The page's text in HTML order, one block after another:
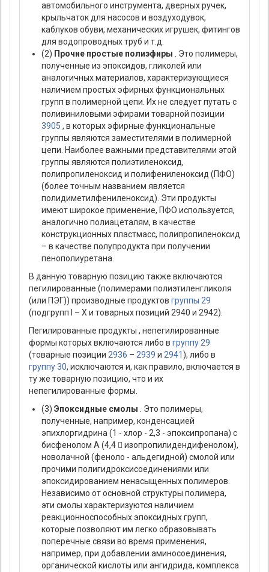
автомобильного инструмента, дверных ручек,
крыльчаток для насосов и воздуходувок,
каблуков обуви, механических игрушек, фитингов
для водопроводных труб и т.д.
(2) Прочие простые полиэфиры . Это полимеры,
полученные из эпоксидов, гликолей или
аналогичных материалов, характеризующиеся
наличием простых эфирных функциональных
групп в полимерной цепи. Их не следует путать с
поливиниловыми эфирами товарной позиции
3905 , в которых эфирные функциональные
группы являются заместителями в полимерной
цепи. Наиболее важными представителями этой
группы являются полиэтиленоксид,
полипропиленоксид и полифениленоксид (ПФО)
(более точным названием является
полидиметилфениленоксид). Эти продукты
имеют широкое применение, ПФО используется,
аналогично полиацеталям, в качестве
конструкционных пластмасс, полипропиленоксид
– в качестве полупродукта при получении
пенополиуретана.
В данную товарную позицию также включаются
пегилированные (полимерами полиэтиленгликоля
(или ПЭГ)) производные продуктов группы 29
(подгрупп I – X и товарных позиций 2940 и 2942).
Пегилированные продукты , непегилированные
формы которых включаются либо в группу 29
(товарные позиции 2936 – 2939 и 2941), либо в
группу 30, исключаются и, как правило, включается в
ту же товарную позицию, что и их
непегилированные формы.
(3) Эпоксидные смолы
. Это полимеры,
полученные, например, конденсацией
эпихлоргидрина (1 - хлор - 2,3 - эпоксипропана) с
бисфенолом А (4,4  изопропилидендифенолом),
новолачной (феноло - альдегидной) смолой или
прочими полигидроксисоединениями или
эпоксидированием ненасыщенных полимеров.
Независимо от основной структуры полимера,
эти смолы характеризуются наличием
реакционноспособных эпоксидных групп,
которые позволяют им легко образовывать
поперечные связи во время применения,
например, при добавлении аминосоединения,
органической кислоты или ангидрида, комплекса